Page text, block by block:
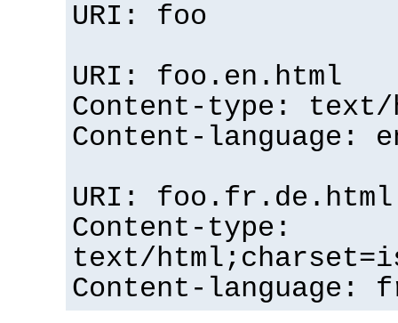
URI: foo
URI: foo.en.html
Content-type: text/
Content-language:
URI: foo.fr.de.html
Content-type:
text/
Content-language: